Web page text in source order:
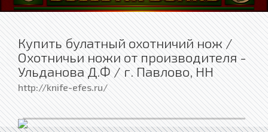
Купить булатный охотничий нож /
Охотничьи ножи от производителя -
Ульданова Д.Ф / г. Павлово, НН
http://knife-efes.ru/